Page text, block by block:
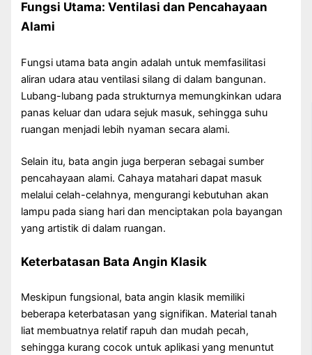
Fungsi Utama: Ventilasi dan Pencahayaan
Alami
Fungsi utama bata angin adalah untuk memfasilitasi
aliran udara atau ventilasi silang di dalam bangunan.
Lubang-lubang pada strukturnya memungkinkan udara
panas keluar dan udara sejuk masuk, sehingga suhu
ruangan menjadi lebih nyaman secara alami.
Selain itu, bata angin juga berperan sebagai sumber
pencahayaan alami. Cahaya matahari dapat masuk
melalui celah-celahnya, mengurangi kebutuhan akan
lampu pada siang hari dan menciptakan pola bayangan
yang artistik di dalam ruangan.
Keterbatasan Bata Angin Klasik
Meskipun fungsional, bata angin klasik memiliki
beberapa keterbatasan yang signifikan. Material tanah
liat membuatnya relatif rapuh dan mudah pecah,
sehingga kurang cocok untuk aplikasi yang menuntut